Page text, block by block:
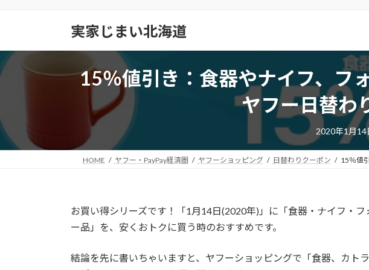
ン
ツ
ッ
プ
ー
シ
移
動
実家じまい北海道
15％値引き：食器やナイフ、フ
ヤフー日替わ
2020年1月14
HOME ヤフー・PayPay経済圏 ヤフーショッピング 日替わりクーポン 15％値
お買い得シリーズです！「1月14日(2020年) 」に「食器・ナイフ・
ー品」を、安くおトクに買う時のおすすめです。
結論を先に書いちゃいますと、ヤフーショッピングで「食器、カト